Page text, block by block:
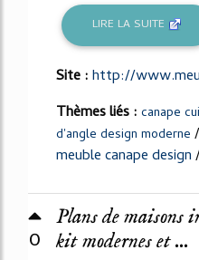
LIRE LA SUITE
Site :http://
Thèmes liés : canape
d'angle design moderne /
meuble canape design
0
Plans de maisons
kit modernes et ...